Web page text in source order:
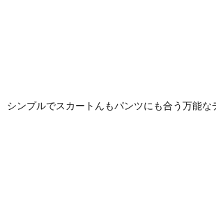
シンプルでスカートんもパンツにも合う万能な